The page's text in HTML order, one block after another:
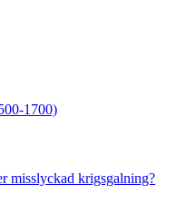
1700)
misslyckad krigsgalning?